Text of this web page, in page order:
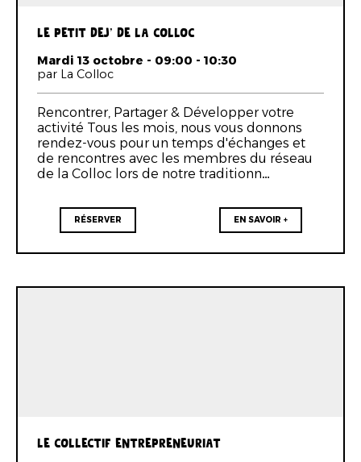
LE PETIT DEJ' DE LA COLLOC
Mardi 13 octobre - 09:00 - 10:30
par La Colloc
Rencontrer, Partager & Développer votre
activité Tous les mois, nous vous donnons
rendez-vous pour un temps d'échanges et
de rencontres avec les membres du réseau
de la Colloc lors de notre traditionn…
RÉSERVER EN SAVOIR +
LE COLLECTIF ENTREPRENEURIAT